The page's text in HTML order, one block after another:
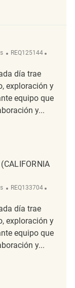
ReqId
REQ125144
día trae
exploración y
equipo que
y...
ReqId
REQ133704
día trae
exploración y
equipo que
y...
Buying Office)
(California